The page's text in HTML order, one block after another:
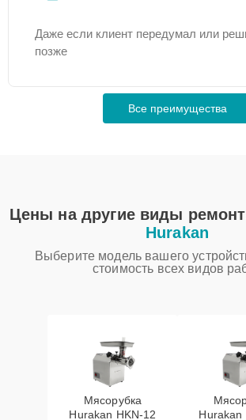
Даже если клиент передумал или
позже
Все преимущества
Цены на другие виды
Hurakan
Выберите модель вашего
стоимость всех видов
Мясорубка
Hurakan HKN‑12
Hurakan